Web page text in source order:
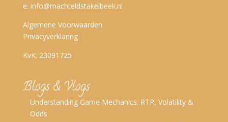
e: info@machteldstakelbeek.nl
Algemene Voorwaarden
Privacyverklaring
KvK: 23091725
Blogs & Vlogs
Understanding Game Mechanics: RTP, Volatility &
Odds